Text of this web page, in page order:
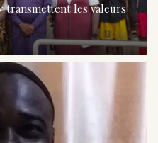
transmettent les valeurs